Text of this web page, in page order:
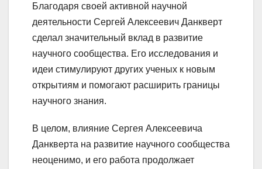
Благодаря своей активной научной
деятельности Сергей Алексеевич Данкверт
сделал значительный вклад в развитие
научного сообщества. Его исследования и
идеи стимулируют других ученых к новым
открытиям и помогают расширить границы
научного знания.
В целом, влияние Сергея Алексеевича
Данкверта на развитие научного сообщества
неоценимо, и его работа продолжает